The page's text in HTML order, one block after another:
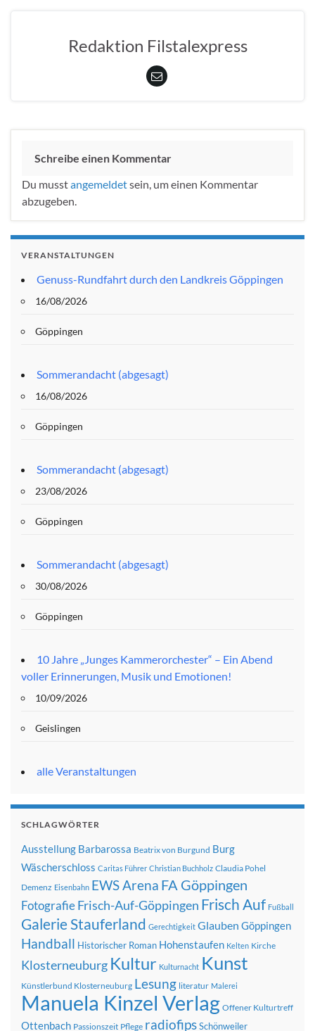
Redaktion Filstalexpress
Schreibe einen Kommentar
Du musstangemeldetsein, um einen Kommentar
abzugeben.
VERANSTALTUNGEN
Genuss-Rundfahrt durch den Landkreis Göppingen
16/08/2026
Göppingen
Sommerandacht (abgesagt)
16/08/2026
Göppingen
Sommerandacht (abgesagt)
23/08/2026
Göppingen
Sommerandacht (abgesagt)
30/08/2026
Göppingen
10 Jahre „Junges Kammerorchester“ – Ein Abend
voller Erinnerungen, Musik und Emotionen!
10/09/2026
Geislingen
alle Veranstaltungen
SCHLAGWÖRTER
Ausstellung Barbarossa Beatrix von Burgund Burg
Wäscherschloss Caritas Führer Christian Buchholz Claudia Pohel
Demenz Eisenbahn EWS Arena FA Göppingen
FotografieFrisch-Auf-Göppingen Frisch Auf Fußball
Galerie Stauferland Gerechtigkeit Glauben Göppingen
Handball Historischer Roman Hohenstaufen Kelten Kirche
Klosterneuburg Kultur Kulturnacht Kunst
Künstlerbund Klosterneuburg Lesung literatur Malerei
Manuela Kinzel Verlag Offener Kulturtreff
Ottenbach Passionszeit Pflege radiofipsSchönweiler